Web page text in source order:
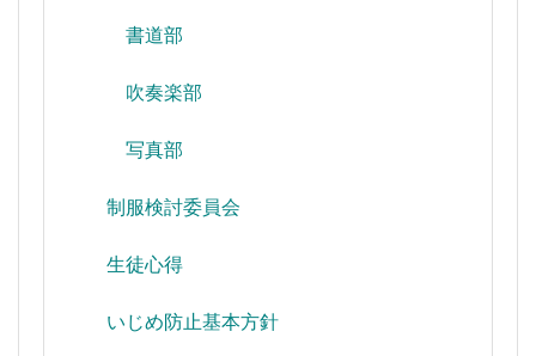
書道部
吹奏楽部
写真部
制服検討委員会
生徒心得
いじめ防止基本方針